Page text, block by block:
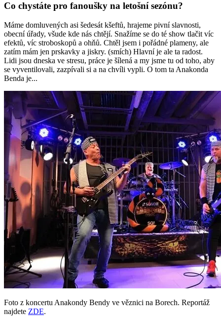
Co chystáte pro fanoušky na letošní sezónu?
Máme domluvených asi šedesát kšeftů, hrajeme pivní slavnosti,
obecní úřady, všude kde nás chtějí. Snažíme se do té show tlačit víc
efektů, víc stroboskopů a ohňů. Chtěl jsem i pořádné plameny, ale
zatím mám jen prskavky a jiskry. (smích) Hlavní je ale ta radost.
Lidi jsou dneska ve stresu, práce je šílená a my jsme tu od toho, aby
se vyventilovali, zazpívali si a na chvíli vypli. O tom ta Anakonda
Benda je...
Foto z koncertu Anakondy Bendy ve věznici na Borech. Reportáž
najdete ZDE.